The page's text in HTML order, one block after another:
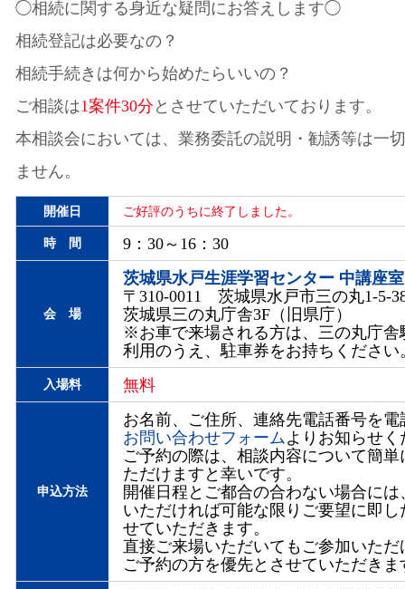
◯相続に関する身近な疑問にお答えします◯
相続登記は必要なの？
相続手続きは何から始めたらいいの？
ご相談は1案件30分 とさせていただいております。
本相談会においては、業務委託の説明・勧誘等は一
ません。
開催日 ご好評のうちに終了しました。
時 間 9：30～16：30
会 場
茨城県水戸生涯学習センター 中講座室
〒310-0011 茨城県水戸市三の丸1-5-
茨城県三の丸庁舎3F（旧県庁）
※お車で来場される方は、三の丸庁舎
利用のうえ、駐車券をお持ちください
入場料 無料
申込方法
お名前、ご住所、連絡先電話番号を電
お問い合わせフォームよりお知らせく
ご予約の際は、相談内容について簡単
ただけますと幸いです。
開催日程とご都合の合わない場合には
いただければ可能な限りご要望に即し
せていただきます。
直接ご来場いただいてもご参加いただ
ご予約の方を優先とさせていただきま